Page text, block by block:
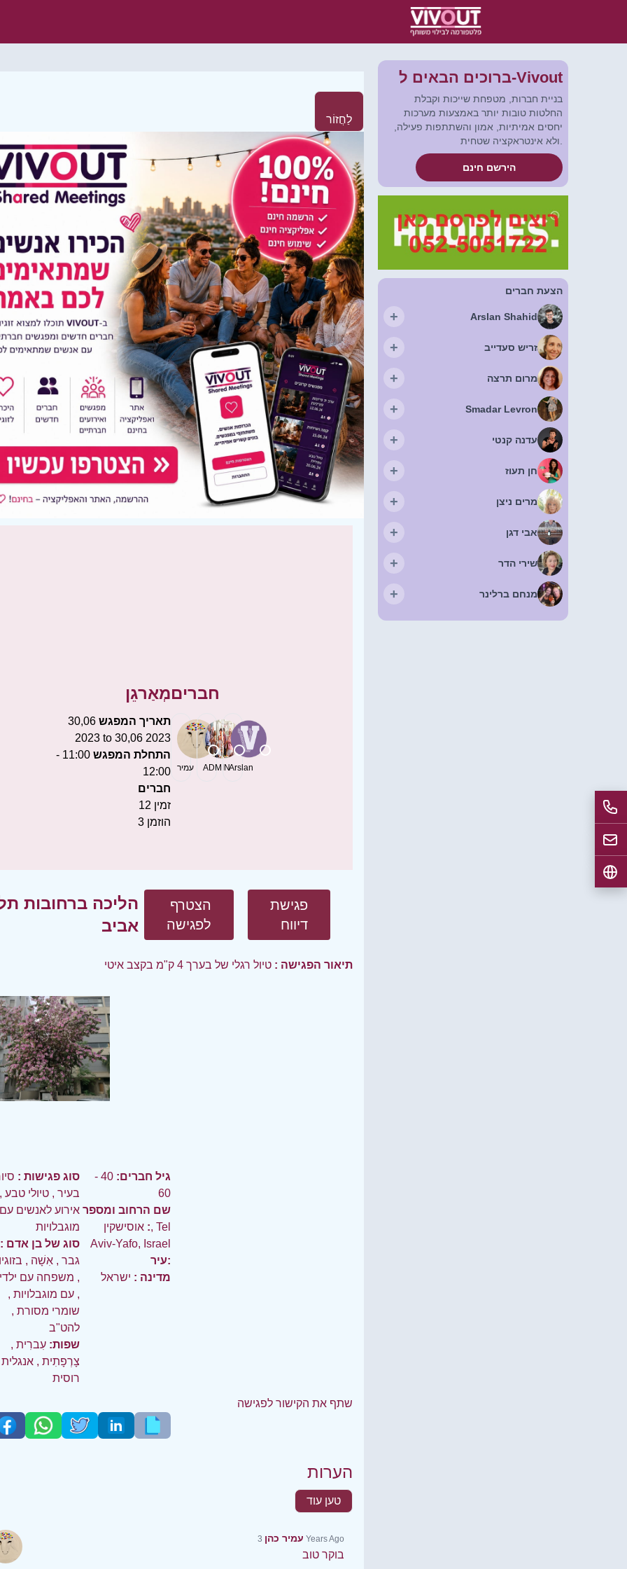
לַחֲזוֹר
מְאַרגֵן
תאריך המפגש 30,06
2023 to 30,06 2023
התחלת המפגש
11:00 -
12:00
חברים
12 זמין
3 הוזמן
חברים
עמיר ADMINArslan
הליכה ברחובות
אביב
הצטרף
לפגישה
פגישת
דיווח
תיאור הפגישה : טיול רגלי של בערך 4 ק"מ בקצב איטי
סוג פגישות :
בעיר , טיולי טבע ,
אירוע לאנשים עם
מוגבלויות
סוג של בן אדם :
גבר , אִשָׁה ,
, משפחה עם
, עם מוגבלויות ,
שומרי מסורת ,
להט"ב
שפות: עִברִית ,
צָרְפָתִית , אנגלית
רוסית
גיל חברים:
40 -
60
שם הרחוב ומספר
: אוסישקין, Tel
Aviv-Yafo, Israel
עיר:
מדינה : ישראל
שתף את הקישור לפגישה
הערות
טען עוד
עמיר כהן 3 Years Ago
בוקר טוב
ברוכים הבאים ל-Vivout
בניית חברות, מטפחת שייכות וקבלת
החלטות טובות יותר באמצעות מערכות
יחסים אמיתיות, אמון והשתתפות פעילה,
הירשם חינם
הצעת חברים
Arslan Shahid
+
זריש סעדייב +
מרום תרצה +
Smadar Levron
+
עדנה קנטי +
חן תעוז +
מרים ניצן +
אבי דגן +
שירי הדר +
מנחם ברלינר +